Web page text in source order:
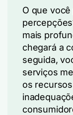
O que
mais
chegará a
seguida,
serviços
os